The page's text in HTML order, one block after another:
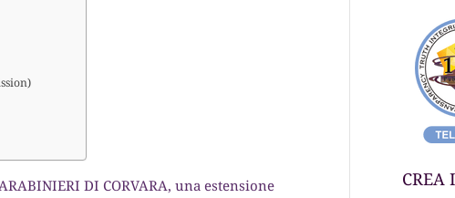
DI CORVARA, una estensione
CREA